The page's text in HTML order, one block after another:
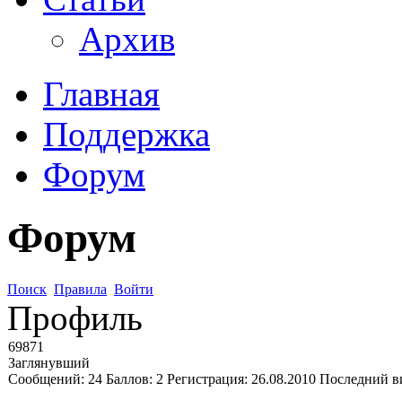
Архив
Главная
Поддержка
Форум
Форум
Поиск Правила Войти
Профиль
69871
Заглянувший
Сообщений: 24 Баллов: 2 Регистрация: 26.08.2010 Последний